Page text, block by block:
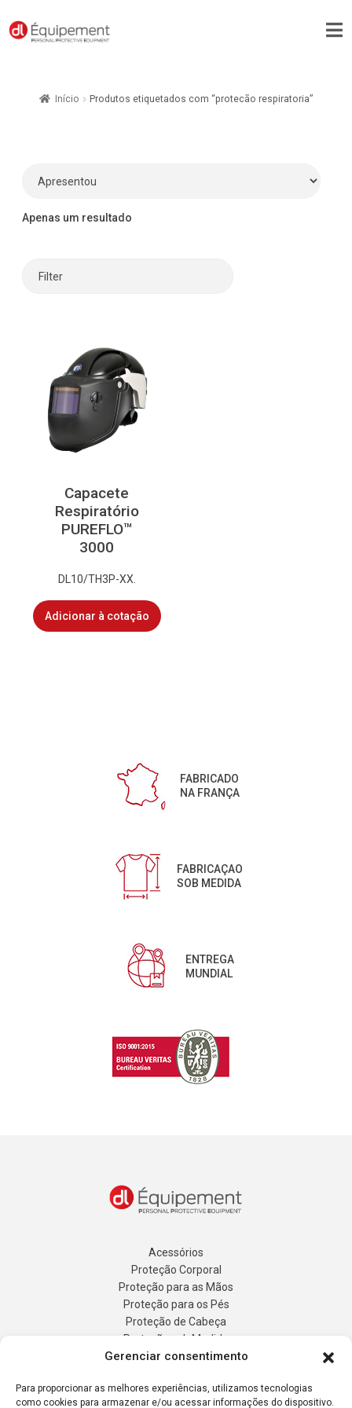
Gerenciar consentimento
Para proporcionar as melhores experiências, utilizamos tecnologias
como cookies para armazenar e/ou acessar informações do dispositivo.
Início Produtos etiquetados com “protecão respiratoria”
Apenas um resultado
Filter
Capacete
Respiratório
PUREFLO™
3000
DL10/TH3P-XX.
Adicionar à cotação
FABRICADO
NA FRANÇA
FABRICAÇAO
SOB MEDIDA
ENTREGA
MUNDIAL
Acessórios
Proteção Corporal
Proteção para as Mãos
Proteção para os Pés
Proteção de Cabeça
Proteção sob Medida
Registro de Energia
Fabricaçao sob Medida